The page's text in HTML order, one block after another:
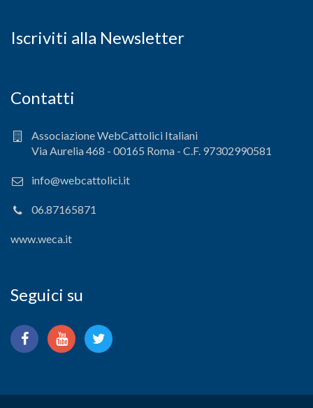
Iscriviti alla Newsletter
Contatti
Associazione WebCattolici Italiani
Via Aurelia 468 - 00165 Roma - C.F. 97302990581
info@webcattolici.it
06.87165871
www.weca.it
Seguici su